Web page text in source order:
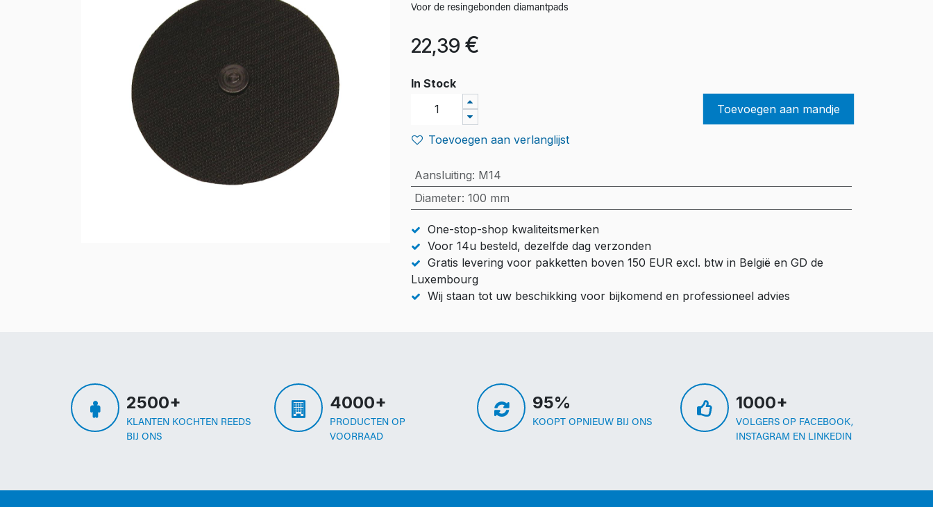
Voor de resingebonden diamantpads
22,39 €
In Stock
Toevoegen aan mandje
Toevoegen aan verlanglijst
Aansluiting: M14
Diameter: 100 mm
One-stop-shop kwaliteitsmerken
Voor 14u besteld, dezelfde dag verzonden
Gratis levering voor pakketten boven 150 EUR excl. btw in België en GD de
Luxembourg
Wij staan tot uw beschikking voor bijkomend en professioneel advies
2500+
KLANTEN KOCHTEN REEDS
BIJ ONS
4000+
PRODUCTEN OP
VOORRAAD
95%
KOOPT OPNIEUW BIJ ONS
1000+
VOLGERS OP FACEBOOK,
INSTAGRAM EN LINKEDIN